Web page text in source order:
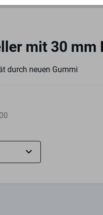
mit 30 mm
durch neuen Gummi